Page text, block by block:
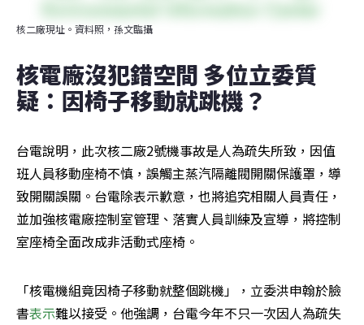
核二廠現址。資料照，孫文臨攝
核電廠沒犯錯空間 多位立委質
疑：因椅子移動就跳機？
台電說明，此次核二廠2號機事故是人為疏失所致，因值
班人員移動座椅不慎，誤觸主蒸汽隔離閥開關保護罩，導
致開關誤關。台電除表示歉意，也將追究相關人員責任，
並加強核電廠控制室管理、落實人員訓練及宣導，將控制
室座椅全面改成非活動式座椅。
「核電機組竟因椅子移動就整個跳機」，立委洪申翰於臉
書表示難以接受。他強調，台電今年不只一次因人為疏失